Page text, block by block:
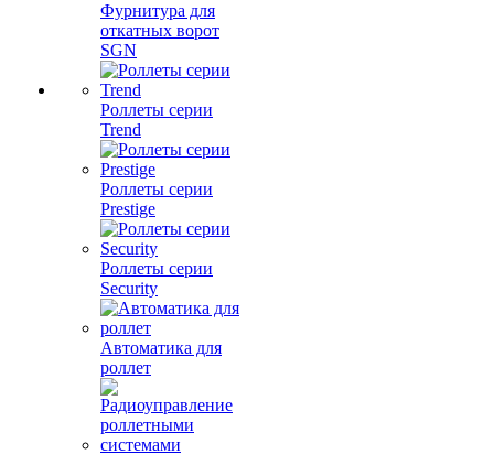
Фурнитура для
откатных ворот
SGN
Роллеты серии
Trend
Роллеты серии
Prestige
Роллеты серии
Security
Автоматика для
роллет